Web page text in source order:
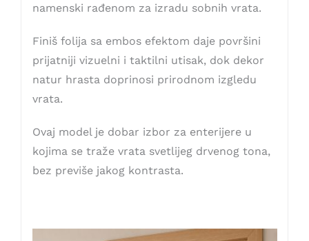
namenski rađenom za izradu sobnih vrata.
Finiš folija sa embos efektom daje površini
prijatniji vizuelni i taktilni utisak, dok dekor
natur hrasta doprinosi prirodnom izgledu
vrata.
Ovaj model je dobar izbor za enterijere u
kojima se traže vrata svetlijeg drvenog tona,
bez previše jakog kontrasta.